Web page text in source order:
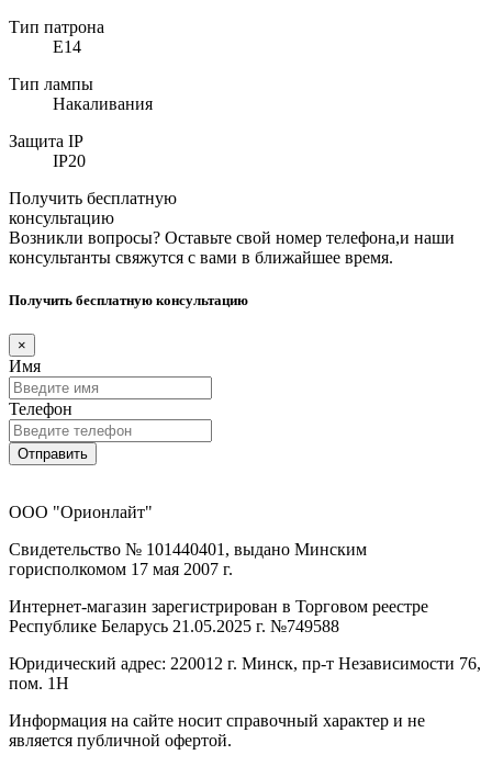
Тип патрона
E14
Тип лампы
Накаливания
Защита IP
IP20
Получить бесплатную
консультацию
Возникли вопросы? Оставьте свой номер телефона,и наши
консультанты свяжутся с вами в ближайшее время.
Получить бесплатную консультацию
×
Имя
Телефон
Отправить
ООО "Орионлайт"
Свидетельство № 101440401, выдано Минским
горисполкомом 17 мая 2007 г.
Интернет-магазин зарегистрирован в Торговом реестре
Республике Беларусь 21.05.2025 г. №749588
Юридический адрес: 220012 г. Минск, пр-т Независимости 76,
пом. 1Н
Информация на сайте носит справочный характер и не
является публичной офертой.